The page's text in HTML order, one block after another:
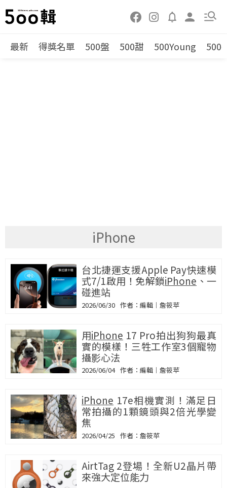
最新 得獎名單 500盤 500甜 500Young 500
iPhone
台北捷運支援Apple Pay快速模
式7/1啟用！免解鎖iPhone 、一
碰進站
2026/06/30 編輯｜詹筱苹
用iPhone 17 Pro拍出狗狗最真
實的模樣！三牲工作室3個寵物
攝影心法
2026/06/04 編輯｜詹筱苹
iPhone 17e相機實測！滿足日
常拍攝的1顆鏡頭與2倍光學變
焦
2026/04/25 詹筱苹
AirtTag 2登場！全新U2晶片帶
來強大定位能力